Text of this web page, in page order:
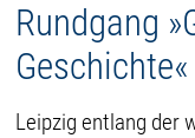
Rundgang
Geschichte«
Leipzig entlang der